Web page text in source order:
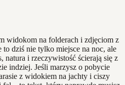
widokom na folderach i zdjęciom z
to dziś nie tylko miejsce na noc, ale
i rzeczywistość ścierają się z
indziej. Jeśli marzysz o pobycie
z widokiem na jachty i ciszy